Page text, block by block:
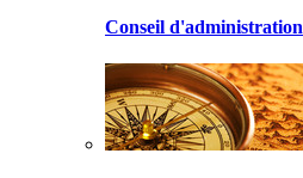
Conseil d'administration